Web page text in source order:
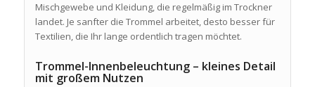
Mischgewebe und Kleidung, die regelmäßig im Trockner
landet. Je sanfter die Trommel arbeitet, desto besser für
Textilien, die Ihr lange ordentlich tragen möchtet.
Trommel-Innenbeleuchtung – kleines Detail
mit großem Nutzen